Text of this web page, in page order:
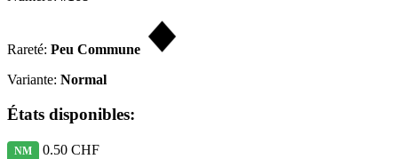
Rareté: Peu Commune
Variante: Normal
États disponibles:
NM 0.50 CHF